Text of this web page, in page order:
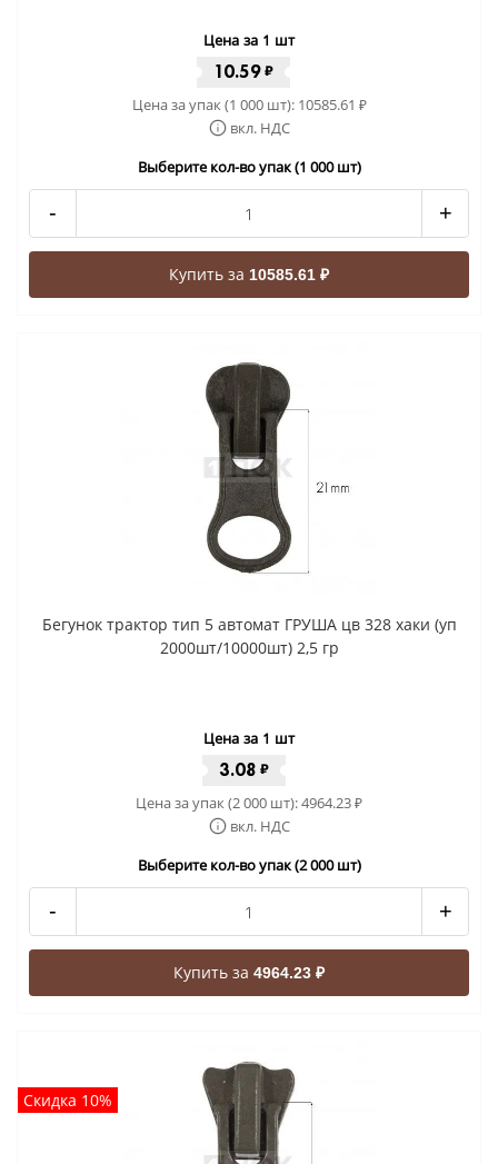
Цена за 1 шт
10.59₽
Цена за упак (1 000 шт): 10585.61 ₽
вкл. НДС
Выберите кол-во упак (1 000 шт)
- +
Купить за 10585.61 ₽
Бегунок трактор тип 5 автомат ГРУША цв 328 хаки (уп
2000шт/10000шт) 2,5 гр
Цена за 1 шт
3.08 ₽
Цена за упак (2 000 шт):4964.23₽
вкл. НДС
Выберите кол-во упак (2 000 шт)
- +
Купить за 4964.23 ₽
Скидка 10%